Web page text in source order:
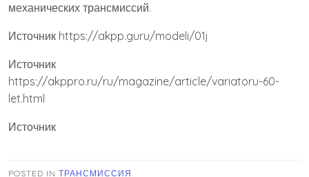
механических трансмиссий.
Источник https://akpp.guru/modeli/01j
Источник
https://akppro.ru/ru/magazine/article/variatoru-60-
let.html
Источник
POSTED IN ТРАНСМИССИЯ